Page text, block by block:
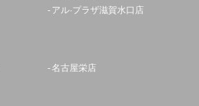
アル·プラザ滋賀水口店
名古屋栄店